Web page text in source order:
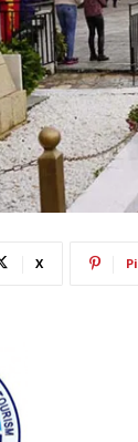
X